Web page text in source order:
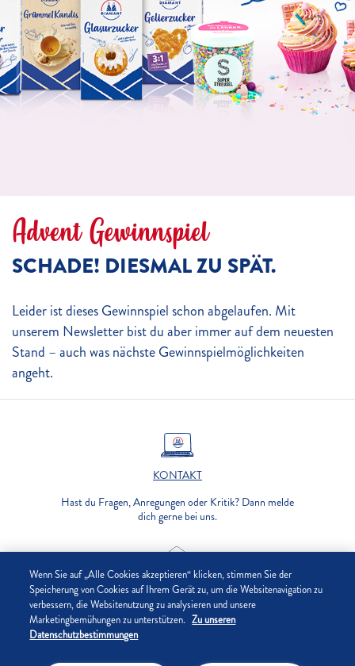
Advent Gewinnspiel
SCHADE! DIESMAL ZU SPÄT.
Leider ist dieses Gewinnspiel schon abgelaufen. Mit
unserem Newsletter bist du aber immer auf dem neuesten
Stand – auch was nächste Gewinnspielmöglichkeiten
angeht.
KONTAKT
Hast du Fragen, Anregungen oder Kritik? Dann melde
dich gerne bei uns.
NEWSLETTER
Immer alle Infos rund um aktuelle Aktionen, neue
Rezepte & Produkte erhalten!
Wenn Sie auf „Alle Cookies akzeptieren“ klicken, stimmen Sie der
Speicherung von Cookies auf Ihrem Gerät zu, um die Websitenavigation zu
verbessern, die Websitenutzung zu analysieren und unsere
Marketingbemühungen zu unterstützen. Zu unseren
Datenschutzbestimmungen